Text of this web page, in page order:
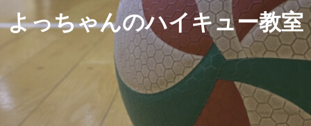
よっちゃんのハイキュー教室